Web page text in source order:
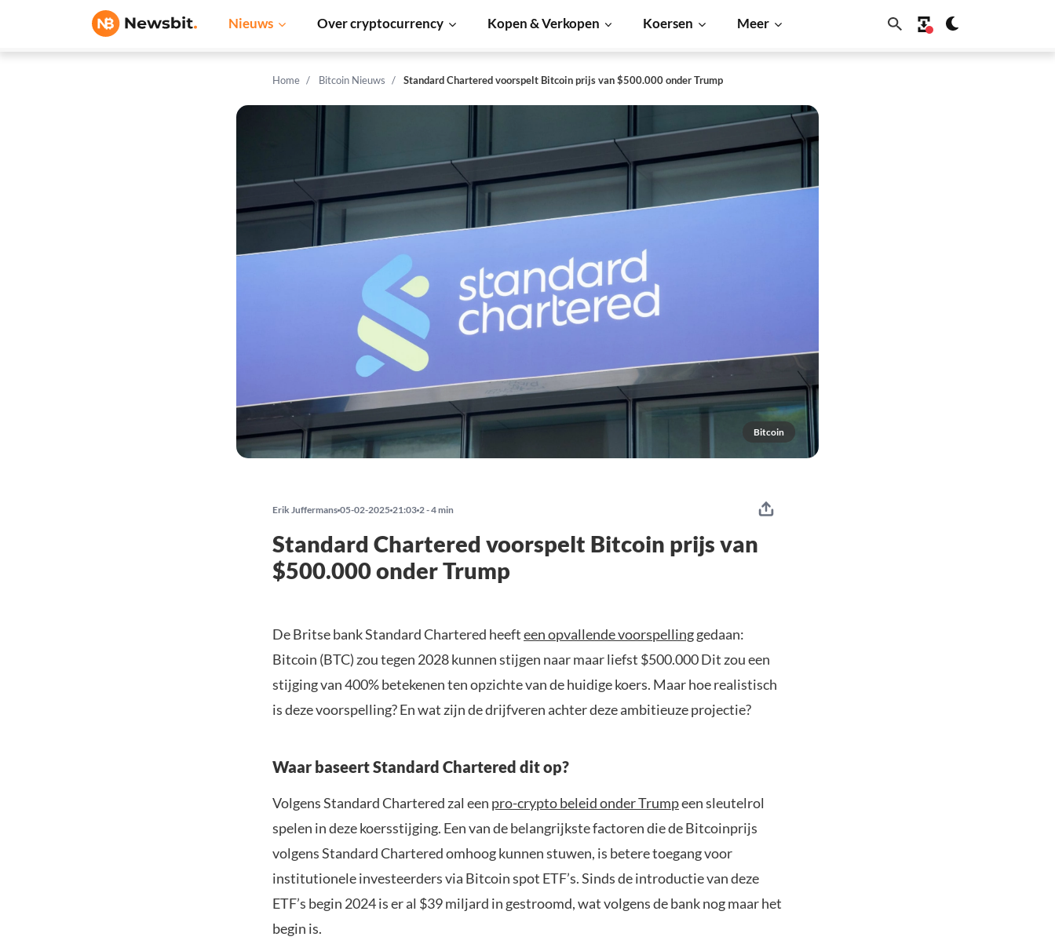
Nieuws Over cryptocurrency Kopen & Verkopen Koersen Meer
Home Bitcoin Nieuws Standard Chartered voorspelt Bitcoin prijs van $500.000 onder Trump
Bitcoin
Erik Juffermans 05-02-2025 21:03 2 - 4 min
Standard Chartered voorspelt Bitcoin prijs van
$500.000 onder Trump
De Britse bank Standard Chartered heefteen opvallende voorspellinggedaan:
Bitcoin (BTC) zou tegen 2028 kunnen stijgen naar maar liefst $500.000 Dit zou een
stijging van 400% betekenen ten opzichte van de huidige koers. Maar hoe realistisch
is deze voorspelling? En wat zijn de drijfveren achter deze ambitieuze projectie?
Waar baseert Standard Chartered dit op?
Volgens Standard Chartered zal een pro-crypto beleid onder Trumpeen sleutelrol
spelen in deze koersstijging. Een van de belangrijkste factoren die de Bitcoinprijs
volgens Standard Chartered omhoog kunnen stuwen, is betere toegang voor
institutionele investeerders via Bitcoin spot ETF’s. Sinds de introductie van deze
ETF’s begin 2024 is er al $39 miljard in gestroomd, wat volgens de bank nog maar het
begin is.